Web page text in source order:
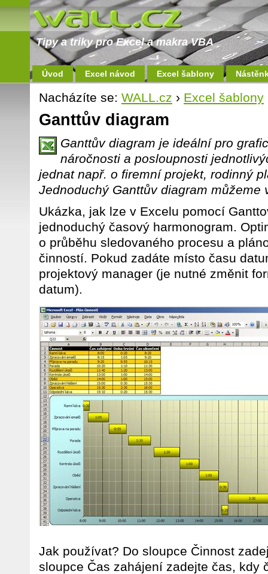
Tipy a triky pro Excel a makra VBA
Úvod Excel návod Excel šablony
Nacházíte se: WALL.cz › Excel šablony
Ganttův diagram
Ganttův diagram je ideální pro
náročnosti a posloupnosti
jednat např. o firemní projekt, rodinný
Jednoduchý Ganttův diagram můžeme
Ukázka, jak lze v Excelu pomocí
jednoduchý časový harmonogram.
o průběhu sledovaného procesu a
činností. Pokud zadáte místo času
projektový manager (je nutné změnit
datum).
Jak používat? Do sloupce Činnost
sloupce Čas zahájení zadejte čas, kdy